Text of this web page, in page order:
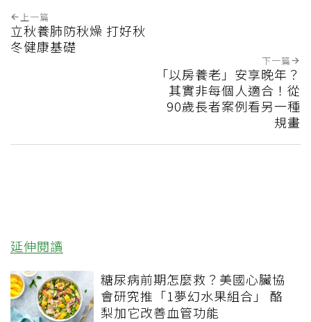
上一篇
立秋養肺防秋燥 打好秋
冬健康基礎
下一篇
「以房養老」安享晚年？
其實非每個人適合！從
90歲長者案例看另一種
規畫
延伸閱讀
糖尿病前期怎麼救？美國心臟協
會研究推「1夢幻水果組合」 酪
梨加它改善血管功能